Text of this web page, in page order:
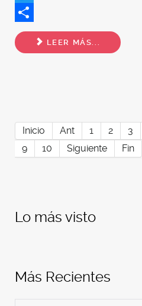
Twitter
Share
LEER MÁS...
Inicio Ant 1 2 3
9
10 Siguiente Fin
Lo más visto
Más Recientes